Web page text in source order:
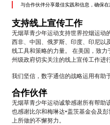
TOBACCO
与合作伙伴分享最佳实践和信息，确保
支持线上宣传工作
无烟草青少年运动支持世界控烟运动
西非、中国、俄罗斯、印度、印尼以
线工具和策略的力量。 在美国，致
州级政府切实关注的线上宣传工作进
我们坚信，数字通信的战略运用有助
合作伙伴
无烟草青少年运动诚挚感谢所有帮助
也感谢比尔和梅琳达•盖茨基金会及
上所做的不懈努力。